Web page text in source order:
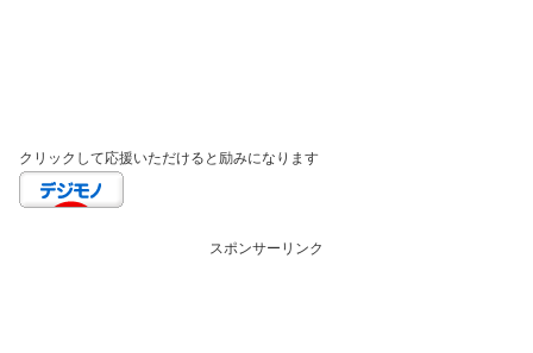
クリックして応援いただけると励みになります
スポンサーリンク